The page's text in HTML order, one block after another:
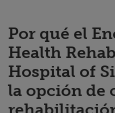
Por qué el
Health
Hospital of
la opción de